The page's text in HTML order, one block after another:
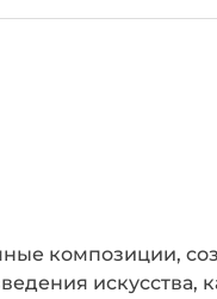
композиции,